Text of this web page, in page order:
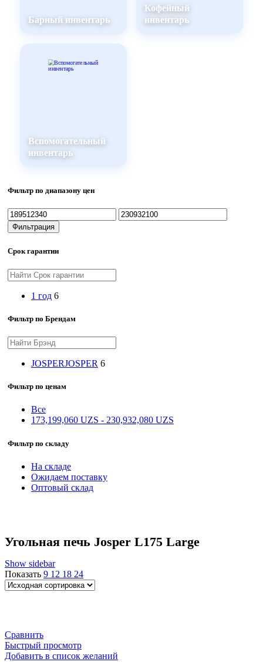
Барный инвентарь
Кофейный
инвентарь
Вспомогательный
инвентарь
Фильтр по диапазону цен
Минимальная
цена
Максимальная
цена
Фильтрация
Срок гарантии
1 год 6
Фильтр по Брендам
JOSPERJOSPER 6
Фильтр по ценам
Все
173,199,060 UZS - 230,932,080 UZS
Фильтр по складу
На складе
Ожидаем поставку
Оптовый склад
Угольная печь Josper L175 Large
Show sidebar
Показать 9 12 18 24
Сравнить
Быстрый просмотр
Добавить в список желаний